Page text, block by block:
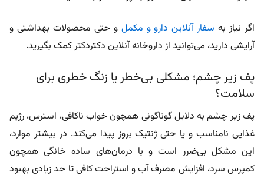
اگر نیاز به سفار آنلاین دارو و مکمل و حتی محصولات بهداشتی و
آرایشی دارید، می‌توانید از داروخانه آنلاین دکتردکتر کمک بگیرید.
پف زیر چشم؛ مشکلی بی‌خطر یا زنگ خطری برای
سلامت؟
پف زیر چشم به دلایل گوناگونی همچون خواب ناکافی، استرس، رژیم
غذایی نامناسب و یا حتی ژنتیک بروز پیدا می‌کند. در بیشتر موارد،
این مشکل بی‌ضرر است و با درمان‌های ساده خانگی همچون
کمپرس سرد، افزایش مصرف آب و استراحت کافی تا حد زیادی بهبود